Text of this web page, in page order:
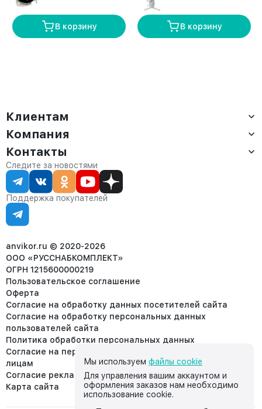
В корзину В корзину
Клиентам
Доставка
Оплата
Сервис
Статус заказа
Статьи
Компания
О компании
Контакты
Партнёрам
Контакты
Отдел продаж:
8 (800) 234-22-62
corp@anvikor.ru
Ежедневно, с 7:00-19:00 (МСК)
Отдел рекламации:
8 (953) 455-25-61
Следите за новостями
Поддержка покупателей
anvikor.ru © 2020-2026
ООО «РУССНАБКОМПЛЕКТ»
ОГРН 1215600000219
Пользовательское соглашение
Оферта
Согласие на обработку данных посетителей сайта
Согласие на обработку персональных данных
пользователей сайта
Политика обработки персональных данных
Согласие на передачу персональных данных третьим
лицам
Согласие реклама
Карта сайта
Мы используем файлы cookie
Для управления вашим аккаунтом и
оформления заказов нам необходимо
использование cookie.